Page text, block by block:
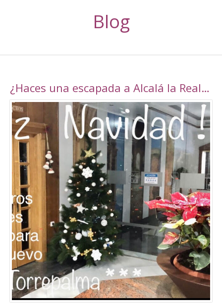
Blog
¿Haces una escapada a Alcalá la Real esta navidad?